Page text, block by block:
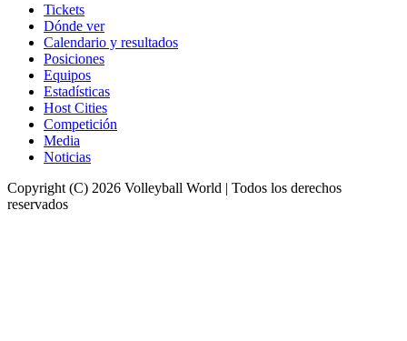
Tickets
Dónde ver
Calendario y resultados
Posiciones
Equipos
Estadísticas
Host Cities
Competición
Media
Noticias
Copyright (C) 2026 Volleyball World | Todos los derechos
reservados